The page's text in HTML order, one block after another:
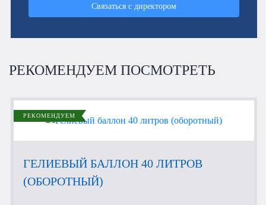
Связаться с директором
РЕКОМЕНДУЕМ ПОСМОТРЕТЬ
РЕКОМЕНДУЕМ
ГЕЛИЕВЫЙ БАЛЛОН 40 ЛИТРОВ
(ОБОРОТНЫЙ)